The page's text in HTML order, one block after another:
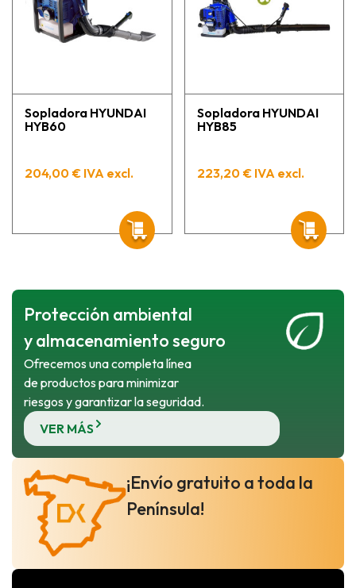
Sopladora HYUNDAI
HYB60
204,00 € IVA excl.
Sopladora HYUNDAI
HYB85
223,20 € IVA excl.
Protección ambiental
y almacenamiento seguro
Ofrecemos una completa línea
de productos para minimizar
riesgos y garantizar la seguridad.
VER MÁS
¡Envío gratuito a toda la
Península!